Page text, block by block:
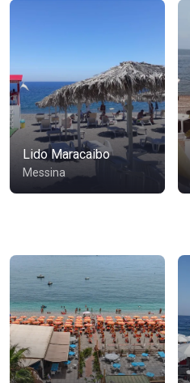
Lido Maracaibo
Messina